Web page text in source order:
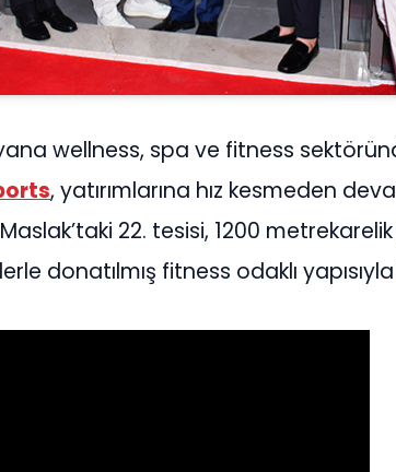
yana wellness, spa ve fitness
, yatırımlarına hız kesmeden
Maslak’taki 22. tesisi, 1200
donatılmış fitness odaklı